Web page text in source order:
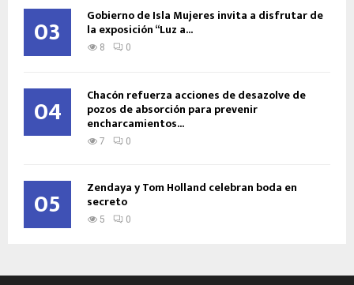
03 Gobierno de Isla Mujeres invita a disfrutar de
la exposición “Luz a...
8 0
04 Chacón refuerza acciones de desazolve de
pozos de absorción para prevenir
encharcamientos...
7 0
05 Zendaya y Tom Holland celebran boda en
secreto
5 0